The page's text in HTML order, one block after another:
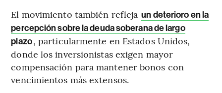
El movimiento también refleja un deterioro en la
percepción sobre la deuda soberana de largo
plazo, particularmente en Estados Unidos,
donde los inversionistas exigen mayor
compensación para mantener bonos con
vencimientos más extensos.